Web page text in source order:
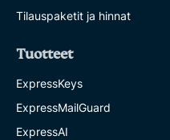
Tilauspaketit ja hinnat
Tuotteet
ExpressKeys
ExpressMailGuard
ExpressAI